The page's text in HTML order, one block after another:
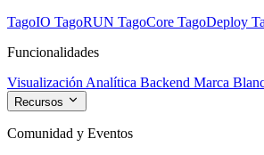
TagoIO TagoRUN TagoCore TagoDeploy
Funcionalidades
Visualización Analítica Backend Marca
Recursos
Comunidad y Eventos